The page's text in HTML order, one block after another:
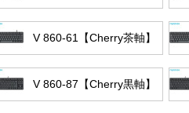
V 860-61【Cherry茶軸】
V 860-87【Cherry黒軸】